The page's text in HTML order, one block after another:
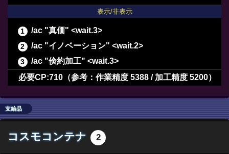
表示/非表示
/ac "真価" <wait.3>
/ac "イノベーション" <wait.2>
/ac "倹約加工" <wait.3>
/ac "加工" <wait.3>
/ac "上級加工" <wait.3>
/ac "加工" <wait.3>
必要CP:710（参考：作業精度 5388 / 加工精度 5200）
支給品
コスモコンテナ 2